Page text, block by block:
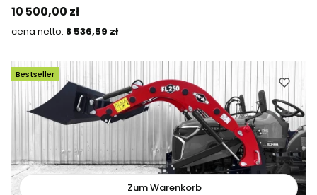
Preis
10 500,00 zł
Preis
8 536,59 zł
Bestseller
Zum Warenkorb